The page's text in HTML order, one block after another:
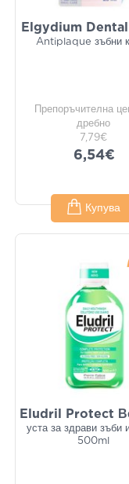
Elgydium
Antiplaque зъбни
Препоръчителна
дребно
7,79€
6,54€
Купува
Eludril Protect
уста за здрави зъби
500ml